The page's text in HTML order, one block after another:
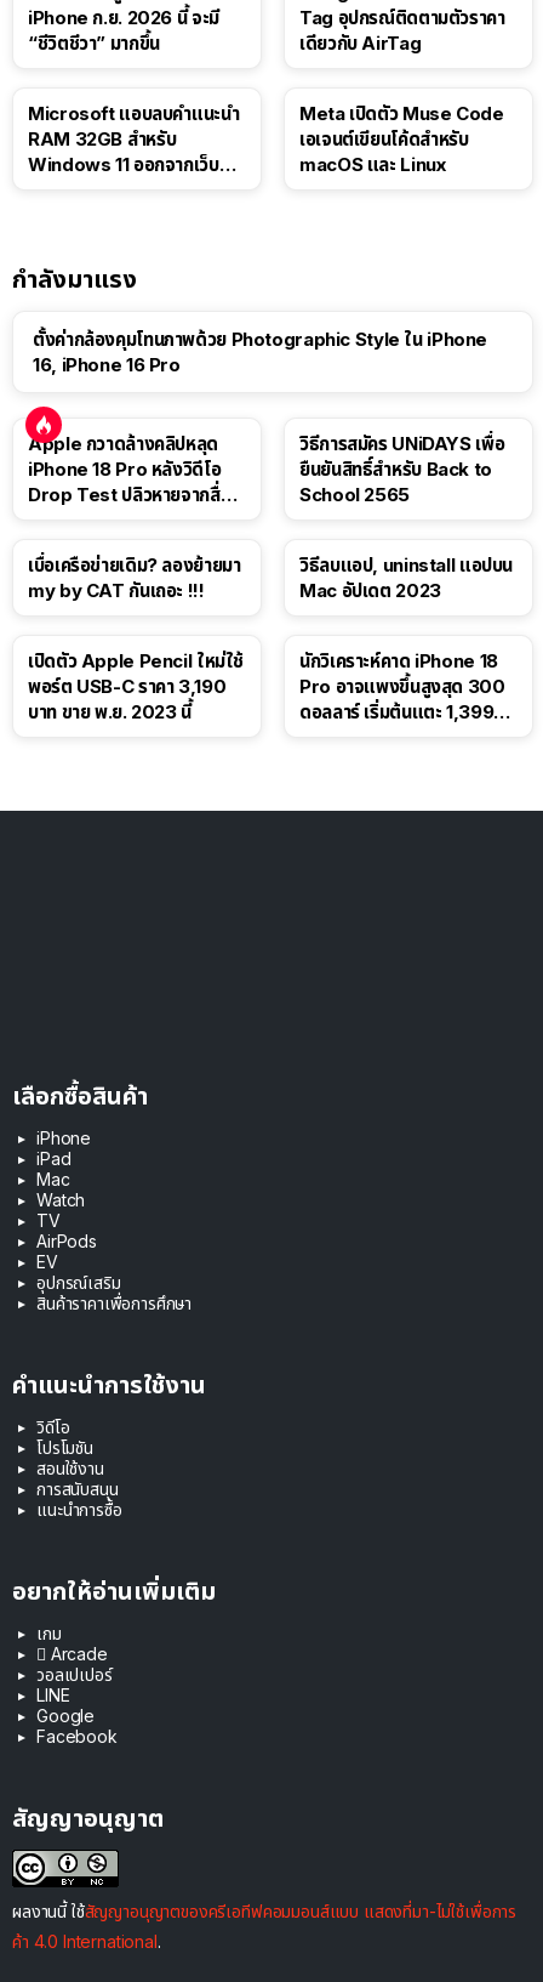
iPhone ก.ย. 2026 นี้ จะมี
“ชีวิตชีวา” มากขึ้น
Tag อุปกรณ์ติดตามตัวราคา
เดียวกับ AirTag
Microsoft แอบลบคำแนะนำ
RAM 32GB สำหรับ
Windows 11 ออกจากเว็บตัว
Meta เปิดตัว Muse Code
เอเจนต์เขียนโค้ดสำหรับ
macOS และ Linux
กำลังมาแรง
ตั้งค่ากล้องคุมโทนภาพด้วย Photographic Style ใน iPhone
16, iPhone 16 Pro
Apple กวาดล้างคลิปหลุด
iPhone 18 Pro หลังวิดีโอ
Drop Test ปลิวหายจากสื่อ
วิธีการสมัคร UNiDAYS เพื่อ
ยืนยันสิทธิ์สำหรับ Back to
School 2565
เบื่อเครือข่ายเดิม? ลองย้ายมา
my by CAT กันเถอะ !!!
วิธีลบแอป, uninstall แอปบน
Mac อัปเดต 2023
เปิดตัว Apple Pencil ใหม่ใช้
พอร์ต USB-C ราคา 3,190
บาท ขาย พ.ย. 2023 นี้
นักวิเคราะห์คาด iPhone 18
Pro อาจแพงขึ้นสูงสุด 300
ดอลลาร์ เริ่มต้นแตะ 1,399
เลือกซื้อสินค้า
iPhone
iPad
Mac
Watch
TV
AirPods
EV
อุปกรณ์เสริม
สินค้าราคาเพื่อการศึกษา
คำแนะนำการใช้งาน
วิดีโอ
โปรโมชัน
สอนใช้งาน
การสนับสนุน
แนะนำการซื้อ
อยากให้อ่านเพิ่มเติม
เกม
 Arcade
วอลเปเปอร์
LINE
Google
Facebook
สัญญาอนุญาต
ผลงานนี้ ใช้สัญญาอนุญาตของครีเอทีฟคอมมอนส์แบบ แสดงที่มา-ไม่ใช้เพื่อการ
ค้า 4.0 International.